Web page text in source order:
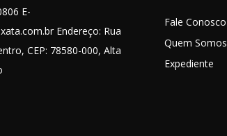
E-
Endereço: Rua
CEP: 78580-000, Alta
Fale Conosco
Quem Somos
Expediente